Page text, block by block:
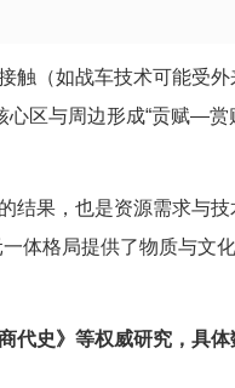
触（如战车技术可能受
区与周边形成“贡赋—赏
结果，也是资源需求与
体格局提供了物质与文
代史》等权威研究，具